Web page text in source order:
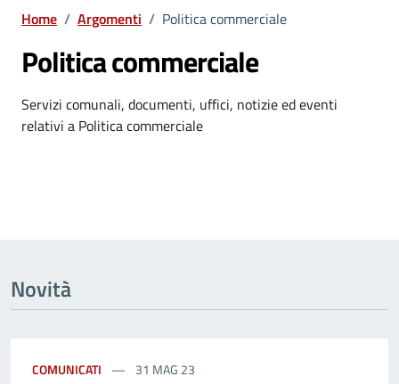
Home / Argomenti / Politica commerciale
Politica commerciale
Dettagli dell'argomento
Servizi comunali, documenti, uffici, notizie ed eventi
relativi a Politica commerciale
Novità
COMUNICATI 31 MAG 23